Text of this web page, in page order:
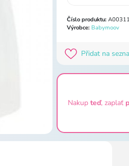
Číslo produktu:
Výrobce: Babymoov
Přidat na
Nakup teď, zaplať